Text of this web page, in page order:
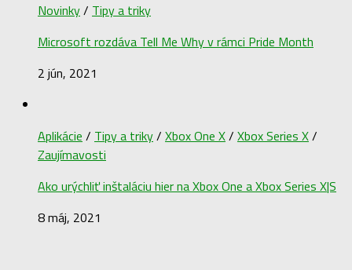
Novinky/ Tipy a triky
Microsoft rozdáva Tell Me Why v rámci Pride Month
2 jún, 2021
Aplikácie / Tipy a triky/ Xbox One X/ Xbox Series X/
Zaujímavosti
Ako urýchliť inštaláciu hier na Xbox One a Xbox Series X|S
8 máj, 2021